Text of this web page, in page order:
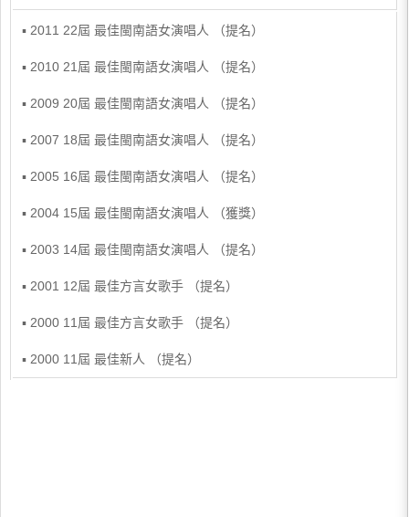
▪ 2011 22屆 最佳閩南語女演唱人 （提名）
▪ 2010 21屆 最佳閩南語女演唱人 （提名）
▪ 2009 20屆 最佳閩南語女演唱人 （提名）
▪ 2007 18屆 最佳閩南語女演唱人 （提名）
▪ 2005 16屆 最佳閩南語女演唱人 （提名）
▪ 2004 15屆 最佳閩南語女演唱人 （獲獎）
▪ 2003 14屆 最佳閩南語女演唱人 （提名）
▪ 2001 12屆 最佳方言女歌手 （提名）
▪ 2000 11屆 最佳方言女歌手 （提名）
▪ 2000 11屆 最佳新人 （提名）